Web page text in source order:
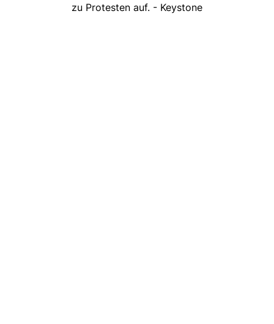
zu Protesten auf. - Keystone